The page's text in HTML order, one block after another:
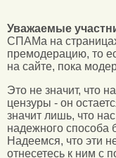
Уважаемые
СПАМа на
премодерацию, то
на сайте, пока
Это не значит, что
цензуры - он
значит лишь, что
надежного способа
Надеемся, что эти
отнесетесь к ним с